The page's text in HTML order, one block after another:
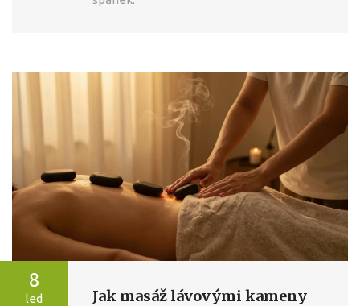
8
led
Jak masáž lávovými kameny